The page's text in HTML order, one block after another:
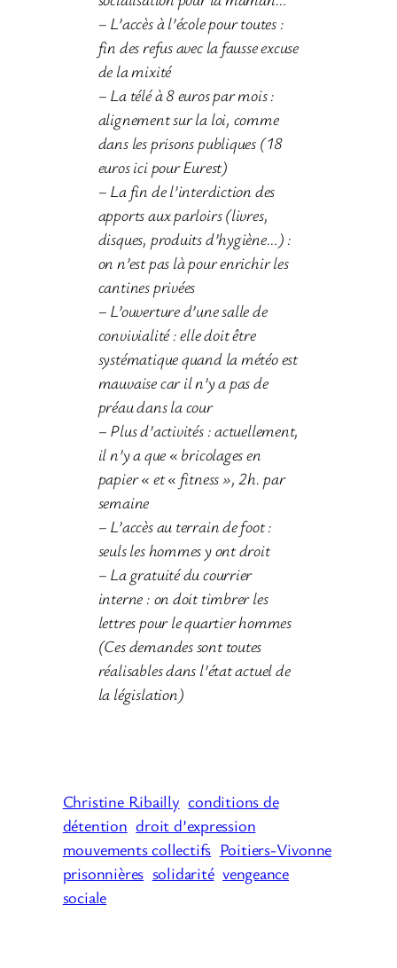
– L’accès à l’école pour toutes :
fin des refus avec la fausse excuse
de la mixité
– La télé à 8 euros par mois :
alignement sur la loi, comme
dans les prisons publiques (18
euros ici pour Eurest)
– La fin de l’interdiction des
apports aux parloirs (livres,
disques, produits d’hygiène…) :
on n’est pas là pour enrichir les
cantines privées
– L’ouverture d’une salle de
convivialité : elle doit être
systématique quand la météo est
mauvaise car il n’y a pas de
préau dans la cour
– Plus d’activités : actuellement,
il n’y a que « bricolages en
papier « et « fitness », 2h. par
semaine
– L’accès au terrain de foot :
seuls les hommes y ont droit
– La gratuité du courrier
interne : on doit timbrer les
lettres pour le quartier hommes
(Ces demandes sont toutes
réalisables dans l’état actuel de
la législation)
Christine Ribailly conditions de
détention droit d’expression
mouvements collectifs Poitiers-Vivonne
prisonnières solidarité vengeance
sociale